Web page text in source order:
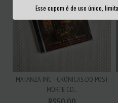
Esse cupom é de uso único,
MATANZA INC - CRÔNICAS DO POST
MORTE CD...